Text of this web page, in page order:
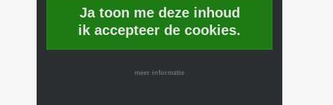
Ja toon me deze inhoud
ik accepteer de cookies.
meer informatie